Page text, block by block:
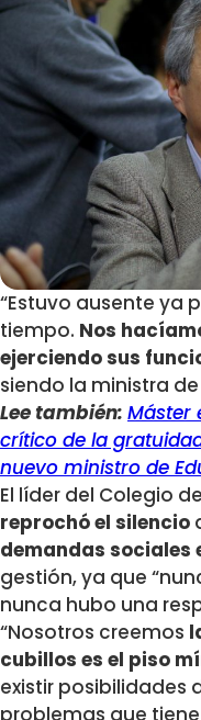
“Estuvo ausente ya
tiempo. Nos
ejerciendo sus
siendo la ministra
Lee también: Máster
crítico de la
nuevo ministro de
El líder del Colegio
reprochó el silencio
demandas sociales
gestión, ya que
nunca hubo una
“Nosotros creemos
cubillos es el piso
existir posibilidades
problemas que